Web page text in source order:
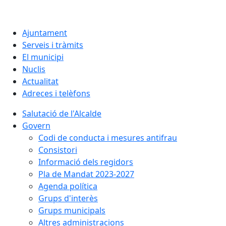
Ajuntament
Serveis i tràmits
El municipi
Nuclis
Actualitat
Adreces i telèfons
Salutació de l'Alcalde
Govern
Codi de conducta i mesures antifrau
Consistori
Informació dels regidors
Pla de Mandat 2023-2027
Agenda política
Grups d'interès
Grups municipals
Altres administracions